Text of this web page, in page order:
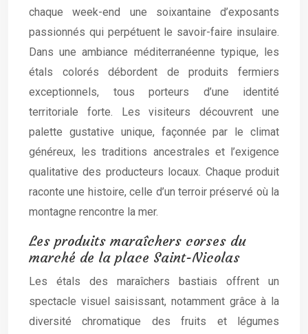
chaque week-end une soixantaine d’exposants
passionnés qui perpétuent le savoir-faire insulaire.
Dans une ambiance méditerranéenne typique, les
étals colorés débordent de produits fermiers
exceptionnels, tous porteurs d’une identité
territoriale forte. Les visiteurs découvrent une
palette gustative unique, façonnée par le climat
généreux, les traditions ancestrales et l’exigence
qualitative des producteurs locaux. Chaque produit
raconte une histoire, celle d’un terroir préservé où la
montagne rencontre la mer.
Les produits maraîchers corses du
marché de la place Saint-Nicolas
Les étals des maraîchers bastiais offrent un
spectacle visuel saisissant, notamment grâce à la
diversité chromatique des fruits et légumes